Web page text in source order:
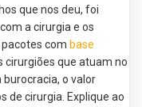
que nos deu, foi
a cirurgia e os
com base
que atuam no
burocracia, o valor
de cirurgia. Explique ao